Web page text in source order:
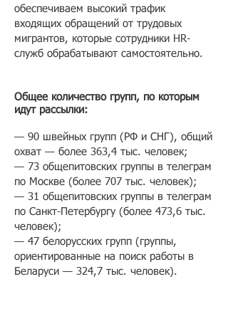
обеспечиваем высокий трафик
входящих обращений от трудовых
мигрантов, которые сотрудники HR-
служб обрабатывают самостоятельно.​
Общее количество групп, по которым
идут рассылки:
— 90 швейных групп (РФ и СНГ), общий
охват — более 363,4 тыс. человек;
— 73 общепитовских группы в телеграм
по Москве (более 707 тыс. человек);
— 31 общепитовских группы в телеграм
по Санкт-Петербургу (более 473,6 тыс.
человек);
— 47 белорусских групп (группы,
ориентированные на поиск работы в
Беларуси — 324,7 тыс. человек).